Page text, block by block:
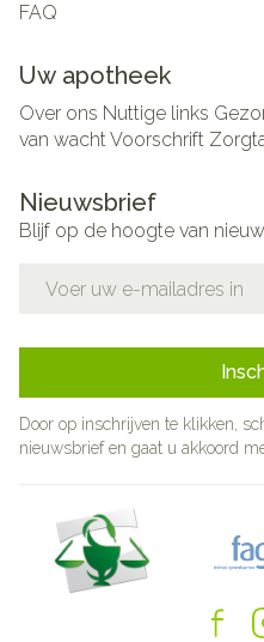
FAQ
Uw apotheek
Over ons Nuttige links
van wachtVoorschrift
Nieuwsbrief
Blijf op de hoogte van
Door op inschrijven te klikken,
nieuwsbrief en gaat u akkoord